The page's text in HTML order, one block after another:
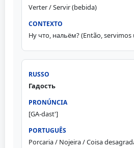
Verter / Servir (bebida)
Ну что, нальём? (Então, servimos
Гадость
[GA-dast']
Porcaria / Nojeira / Coisa